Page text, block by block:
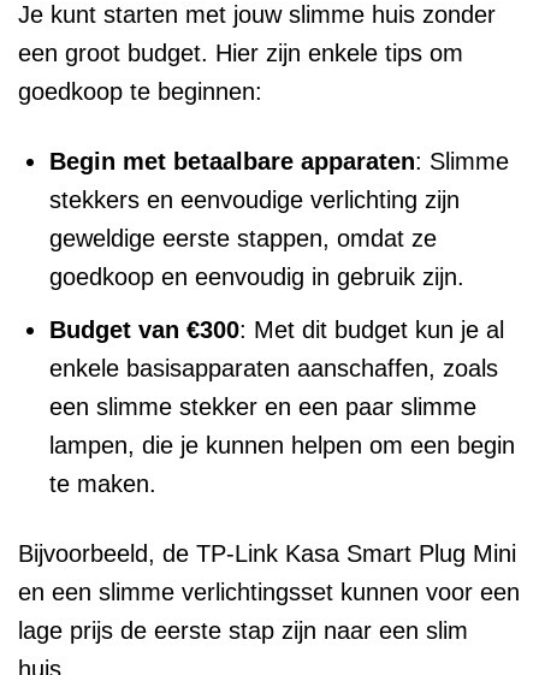
Je kunt starten met jouw slimme huis zonder
een groot budget. Hier zijn enkele tips om
goedkoop te beginnen:
Begin met betaalbare apparaten: Slimme
stekkers en eenvoudige verlichting zijn
geweldige eerste stappen, omdat ze
goedkoop en eenvoudig in gebruik zijn.
Budget van €300: Met dit budget kun je al
enkele basisapparaten aanschaffen, zoals
een slimme stekker en een paar slimme
lampen, die je kunnen helpen om een begin
te maken.
Bijvoorbeeld, de TP-Link Kasa Smart Plug Mini
en een slimme verlichtingsset kunnen voor een
lage prijs de eerste stap zijn naar een slim
huis.